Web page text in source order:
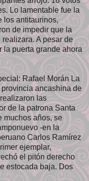
Lo lamentable fue la
los antitaurinos,
de impedir que la
A pesar de
la puerta grande ahora
Rafael Morán La
provincia ancashina de
las
de la patrona Santa
muchos años, se
-en la
Carlos Ramírez
ejemplar,
el pitón derecho
estocada baja. Dos